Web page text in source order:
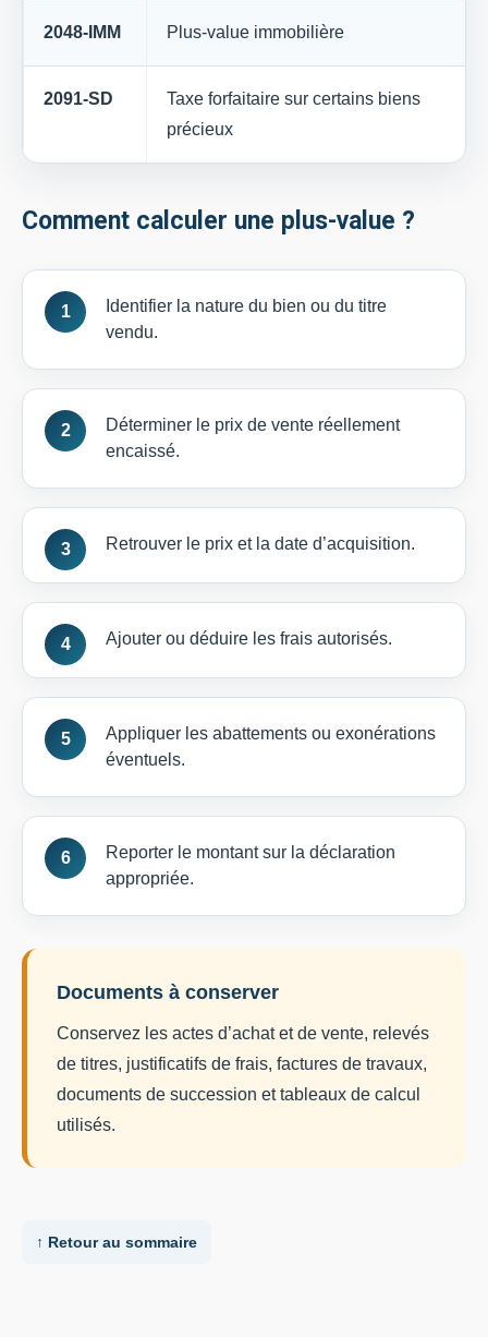
2048-IMM Plus-value immobilière
2091-SD
Taxe forfaitaire sur certains biens
précieux
Comment calculer une plus-value ?
Identifier la nature du bien ou du titre
vendu.
Déterminer le prix de vente réellement
encaissé.
Retrouver le prix et la date d’acquisition.
Ajouter ou déduire les frais autorisés.
Appliquer les abattements ou exonérations
éventuels.
Reporter le montant sur la déclaration
appropriée.
Documents à conserver
Conservez les actes d’achat et de vente, relevés
de titres, justificatifs de frais, factures de travaux,
documents de succession et tableaux de calcul
utilisés.
↑ Retour au sommaire